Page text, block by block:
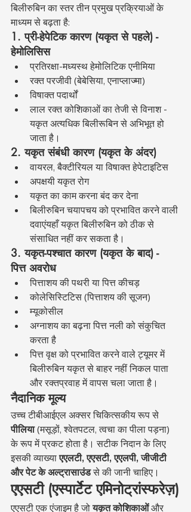
बिलीरुबिन का स्तर तीन प्रमुख प्रक्रियाओं के
माध्यम से बढ़ता है:
1. प्री-हेपेटिक कारण (यकृत से पहले) -
हेमोलिसिस
प्रतिरक्षा-मध्यस्थ हेमोलिटिक एनीमिया
रक्त परजीवी (बेबेसिया, एनाप्लाज्मा)
विषाक्त पदार्थों
लाल रक्त कोशिकाओं का तेजी से विनाश -
यकृत अत्यधिक बिलीरूबिन से अभिभूत हो
जाता है।
2. यकृत संबंधी कारण (यकृत के अंदर)
वायरल, बैक्टीरियल या विषाक्त हेपेटाइटिस
अपक्षयी यकृत रोग
यकृत का काम करना बंद कर देना
बिलीरुबिन चयापचय को प्रभावित करने वाली
दवाएंयहाँ यकृत बिलीरुबिन को ठीक से
संसाधित नहीं कर सकता है।
3. यकृत-पश्चात कारण (यकृत के बाद) -
पित्त अवरोध
पित्ताशय की पथरी या पित्त कीचड़
कोलेसिस्टिटिस (पित्ताशय की सूजन)
म्यूकोसील
अग्नाशय का बढ़ना पित्त नली को संकुचित
करता है
पित्त वृक्ष को प्रभावित करने वाले ट्यूमर में
बिलीरुबिन यकृत से बाहर नहीं निकल पाता
और रक्तप्रवाह में वापस चला जाता है।
नैदानिक मूल्य
उच्च टीबीआईएल अक्सर चिकित्सकीय रूप से
पीलिया (मसूड़ों, श्वेतपटल, त्वचा का पीला पड़ना)
के रूप में प्रकट होता है। सटीक निदान के लिए
इसकी व्याख्या एएलटी, एएसटी, एएलपी, जीजीटी
और पेट के अल्ट्रासाउंड से की जानी चाहिए।
एएसटी (एस्पार्टेट एमिनोट्रांस्फरेज़)
एएसटी एक एंजाइम है जो यकृत कोशिकाओं और